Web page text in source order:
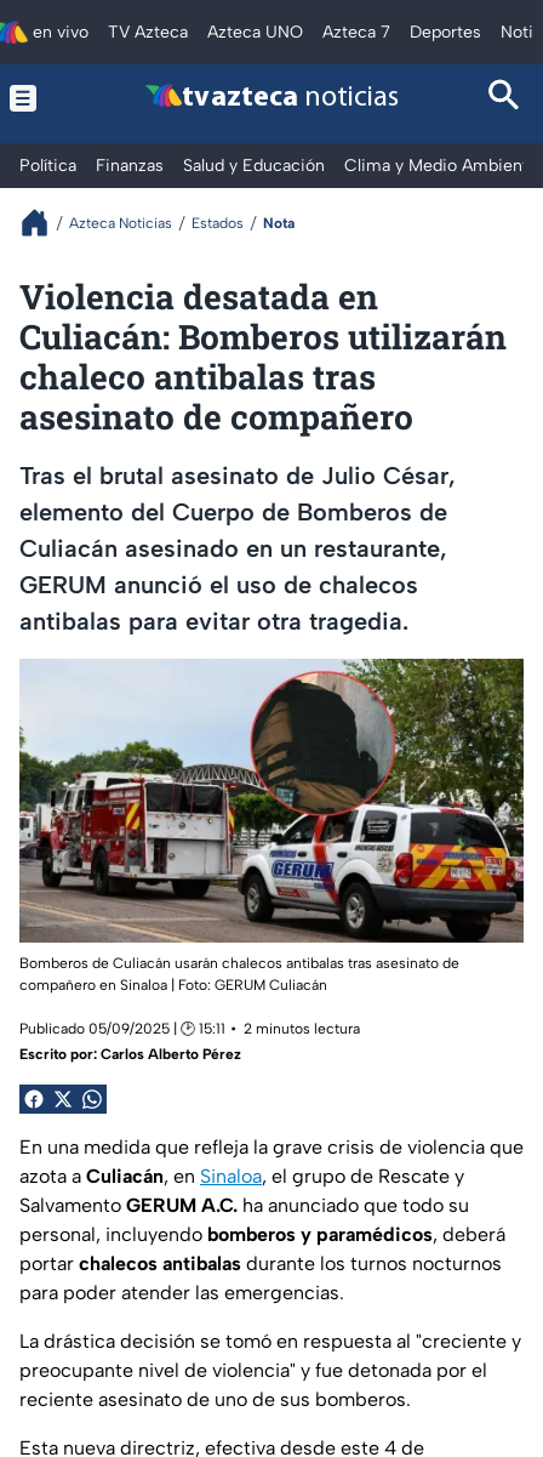
en vivo TV Azteca Azteca UNO Azteca 7 Deportes
tv azteca noticias
Política Finanzas Salud y Educación Clima y Medio Ambiente
Azteca Noticias Estados Nota
Violencia desatada en
Culiacán: Bomberos utilizarán
chaleco antibalas tras
asesinato de compañero
Tras el brutal asesinato de Julio César,
elemento del Cuerpo de Bomberos de
Culiacán asesinado en un restaurante,
GERUM anunció el uso de chalecos
antibalas para evitar otra tragedia.
Bomberos de Culiacán usarán chalecos antibalas tras asesinato de
compañero en Sinaloa |
Foto: GERUM Culiacán
Publicado 05/09/2025 | 🕑 15:11
2 minutos lectura
Escrito por: Carlos Alberto Pérez
En una medida que refleja la grave crisis de violencia que
azota a Culiacán, en Sinaloa, el grupo de Rescate y
Salvamento GERUM A.C. ha anunciado que todo su
personal, incluyendo bomberos y paramédicos, deberá
portar chalecos antibalas durante los turnos nocturnos
para poder atender las emergencias.
La drástica decisión se tomó en respuesta al "creciente y
preocupante nivel de violencia" y fue detonada por el
reciente asesinato de uno de sus bomberos.
Esta nueva directriz, efectiva desde este 4 de